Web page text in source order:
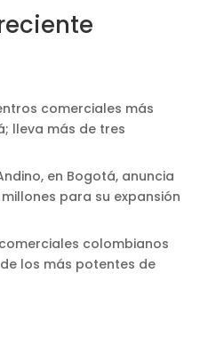
comerciales más
lleva más de tres
en Bogotá, anuncia
para su expansión
colombianos
los más potentes de